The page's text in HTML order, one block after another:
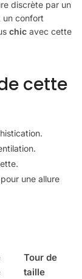
discrète par un
un confort
chic avec cette
cette
une allure
Tour de
taille